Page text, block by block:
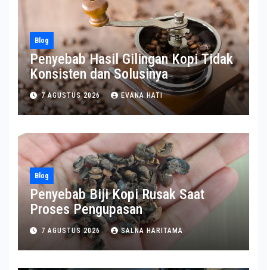
Blog
Penyebab Hasil Gilingan Kopi Tidak
Konsisten dan Solusinya
7 AGUSTUS 2026 EVANA HATI
Blog
Penyebab Biji Kopi Rusak Saat
Proses Pengupasan
7 AGUSTUS 2026 SALNA HARITAMA